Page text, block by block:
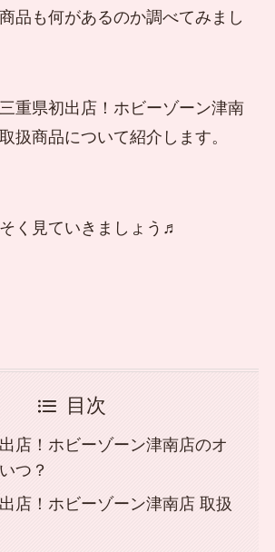
品も何があるのか調べてみまし
重県初出店！ホビーゾーン津南
扱商品について紹介します。
く見ていきましょう♬
目次
店！ホビーゾーン津南店のオ
つ？
店！ホビーゾーン津南店 取扱